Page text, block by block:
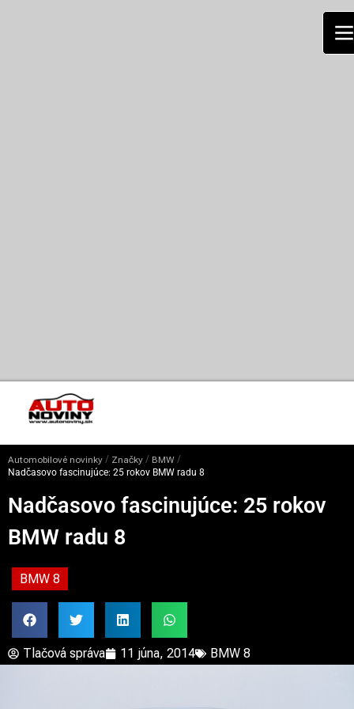
Automobilové novinky / Značky / BMW /
Nadčasovo fascinujúce: 25 rokov BMW radu 8
Nadčasovo fascinujúce: 25 rokov
BMW radu 8
BMW 8
Tlačová správa 11 júna, 2014 BMW 8